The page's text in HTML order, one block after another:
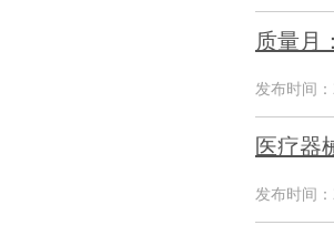
质量月
发布时间：
医疗器
发布时间：